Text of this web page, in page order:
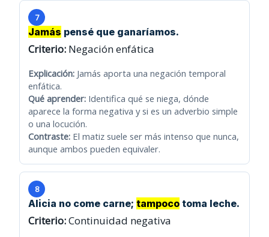
7
Jamás pensé que ganaríamos.
Criterio: Negación enfática
Explicación: Jamás aporta una negación temporal
enfática.
Qué aprender: Identifica qué se niega, dónde
aparece la forma negativa y si es un adverbio simple
o una locución.
Contraste: El matiz suele ser más intenso que nunca,
aunque ambos pueden equivaler.
8
Alicia no come carne; tampoco toma leche.
Criterio:Continuidad negativa